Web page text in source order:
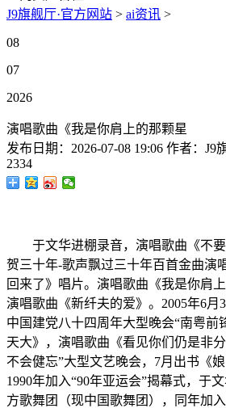
J9旗舰厅·官方网站 > ai资讯 >
08
07
2026
演唱歌曲《我是你肩上的那颗星
发布日期： 2026-07-08 19:06 作者： J9
2334
于文华进棚录音，演唱歌曲《不要
贺三十年-歌声飘过三十年百首金曲演
回来了》唱片。演唱歌曲《我是你肩上
演唱歌曲《新纤夫的爱》。2005年6月
中国建党八十四周年大型晚会“南粤前
天大》，演唱歌曲《看见你们仍是非
不会健忘”大型文艺晚会，7月出书《
1990年加入“90年亚运会”揭幕式，于
方歌舞团（现中国歌舞团），同年加